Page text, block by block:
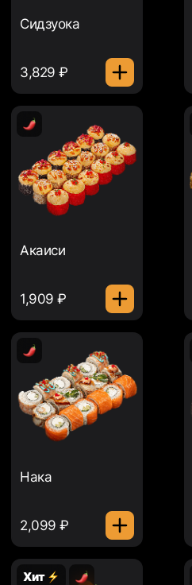
Сидзуока
3,829 ₽
Акаиси
1,909 ₽
Нака
2,099 ₽
Хит